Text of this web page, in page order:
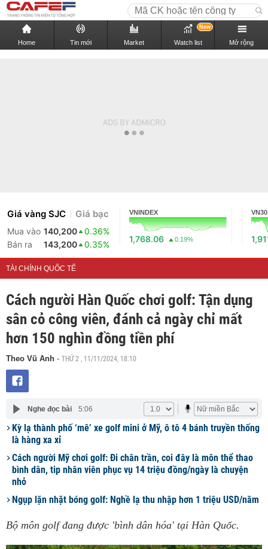
Home Tin mới Market Watch list
New
Mở rộng
Giá vàng SJC Giá bạc
Mua vào 140,200
0.36%
Bán ra
143,200 0.35%
VNINDEX
1,768.06 0.19%
VN30
TÀI CHÍNH QUỐC TẾ
Cách người Hàn Quốc chơi golf: Tận dụng
sân cỏ công viên, đánh cả ngày chỉ mất
hơn 150 nghìn đồng tiền phí
Theo Vũ Anh - THỨ 2 , 11/11/2024, 18:10
Nghe đọc bài 5:06
Kỳ lạ thành phố ‘mê’ xe golf mini ở Mỹ, ô tô 4 bánh truyền thống
là hàng xa xỉ
Cách người Mỹ chơi golf: Đi chân trần, coi đây là môn thể thao
bình dân, tip nhân viên phục vụ 14 triệu đồng/ngày là chuyện
nhỏ
Ngụp lặn nhặt bóng golf: Nghề lạ thu nhập hơn 1 triệu USD/năm
Bộ môn golf đang được 'bình dân hóa' tại Hàn Quốc.